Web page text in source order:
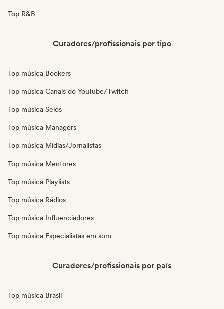
Top R&B
Curadores/profissionais por tipo
Top música Bookers
Top música Canais do YouTube/Twitch
Top música Selos
Top música Managers
Top música Mídias/Jornalistas
Top música Mentores
Top música Playlists
Top música Rádios
Top música Influenciadores
Top música Especialistas em som
Curadores/profissionais por país
Top música Brasil